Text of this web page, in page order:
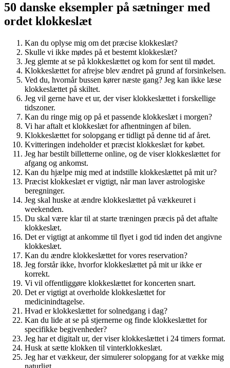
50 danske eksempler på sætninger med
ordet klokkeslæt
Kan du oplyse mig om det præcise klokkeslæt?
Skulle vi ikke mødes på et bestemt klokkeslæt?
Jeg glemte at se på klokkeslættet og kom for sent til mødet.
Klokkeslættet for afrejse blev ændret på grund af forsinkelsen.
Ved du, hvornår bussen kører næste gang? Jeg kan ikke læse
klokkeslættet på skiltet.
Jeg vil gerne have et ur, der viser klokkeslættet i forskellige
tidszoner.
Kan du ringe mig op på et passende klokkeslæt i morgen?
Vi har aftalt et klokkeslæt for afhentningen af bilen.
Klokkeslættet for solopgang er tidligt på denne tid af året.
Kvitteringen indeholder et præcist klokkeslæt for købet.
Jeg har bestilt billetterne online, og de viser klokkeslættet for
afgang og ankomst.
Kan du hjælpe mig med at indstille klokkeslættet på mit ur?
Præcist klokkeslæt er vigtigt, når man laver astrologiske
beregninger.
Jeg skal huske at ændre klokkeslættet på vækkeuret i
weekenden.
Du skal være klar til at starte træningen præcis på det aftalte
klokkeslæt.
Det er vigtigt at ankomme til flyet i god tid inden det angivne
klokkeslæt.
Kan du ændre klokkeslættet for vores reservation?
Jeg forstår ikke, hvorfor klokkeslættet på mit ur ikke er
korrekt.
Vi vil offentliggøre klokkeslættet for koncerten snart.
Det er vigtigt at overholde klokkeslættet for
medicinindtagelse.
Hvad er klokkeslættet for solnedgang i dag?
Kan du lide at se på stjernerne og finde klokkeslættet for
specifikke begivenheder?
Jeg har et digitalt ur, der viser klokkeslættet i 24 timers format.
Husk at sætte klokken til vinterklokkeslæt.
Jeg har et vækkeur, der simulerer solopgang for at vække mig
naturligt.